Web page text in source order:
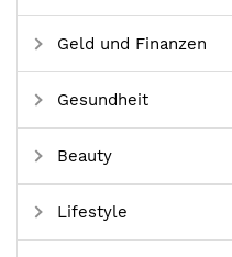
Geld und Finanzen
Gesundheit
Beauty
Lifestyle